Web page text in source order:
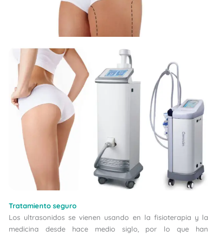
Tratamiento seguro
Los ultrasonidos se vienen usando en la fisioterapia y la
medicina desde hace medio siglo, por lo que han